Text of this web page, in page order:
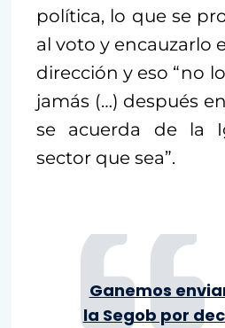
política, lo que se
al voto y encauzarlo
dirección y eso “no
jamás (…) después
se acuerda de la
sector que sea”.
Ganemos
la Segob por